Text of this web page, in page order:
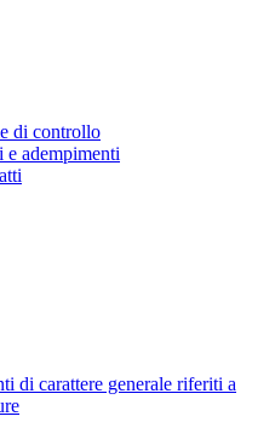
di controllo
adempimenti
di carattere generale riferiti a